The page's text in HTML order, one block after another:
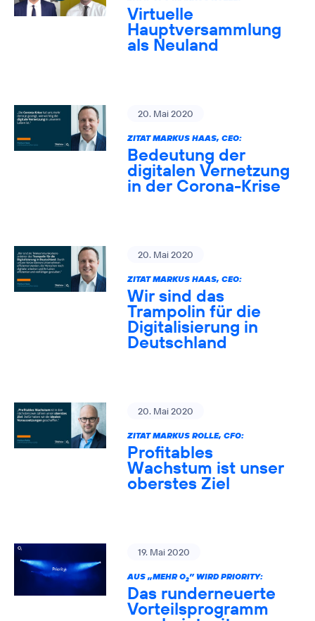
Virtuelle
Hauptversammlung
als Neuland
20. Mai 2020
ZITAT MARKUS HAAS, CEO:
Bedeutung der
digitalen Vernetzung
in der Corona-Krise
20. Mai 2020
ZITAT MARKUS HAAS, CEO:
Wir sind das
Trampolin für die
Digitalisierung in
Deutschland
20. Mai 2020
ZITAT MARKUS ROLLE, CFO:
Profitables
Wachstum ist unser
oberstes Ziel
19. Mai 2020
AUS „MEHR O2” WIRD PRIORITY:
Das runderneuerte
Vorteilsprogramm